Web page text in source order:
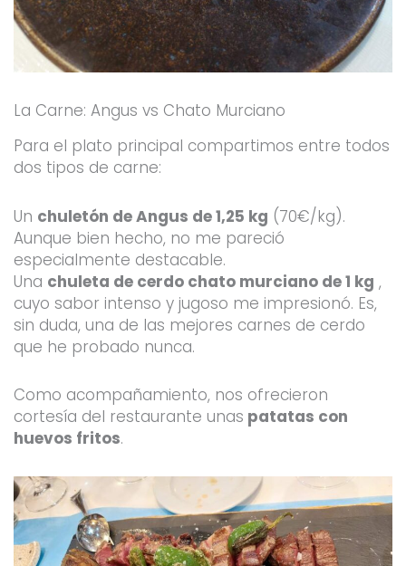
La Carne: Angus vs Chato Murciano
Para el plato principal compartimos entre todos
dos tipos de carne:
Un chuletón de Angus de 1,25 kg (70€/kg).
Aunque bien hecho, no me pareció
especialmente destacable.
Una chuleta de cerdo chato murciano de 1 kg ,
cuyo sabor intenso y jugoso me impresionó. Es,
sin duda, una de las mejores carnes de cerdo
que he probado nunca.
Como acompañamiento, nos ofrecieron
cortesía del restaurante unas patatas con
huevos fritos.